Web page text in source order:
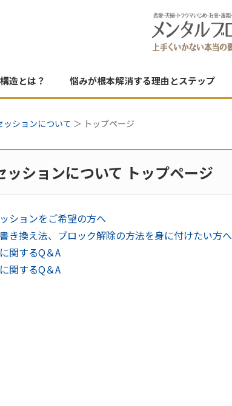
造とは？ 悩みが根本解消する理由とステップ
ッションについて ＞ トップページ
ッションについて トップページ
ションをご希望の方へ
き換え法、ブロック解除の方法を身に付けたい方へ
関するQ＆A
関するQ＆A